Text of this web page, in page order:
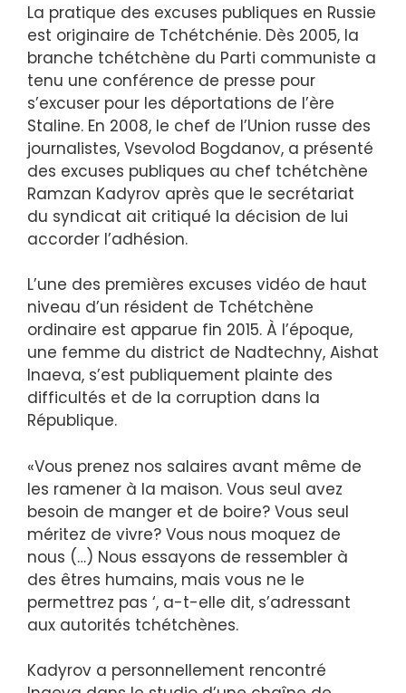
La pratique des excuses publiques en Russie
est originaire de Tchétchénie. Dès 2005, la
branche tchétchène du Parti communiste a
tenu une conférence de presse pour
s’excuser pour les déportations de l’ère
Staline. En 2008, le chef de l’Union russe des
journalistes, Vsevolod Bogdanov, a présenté
des excuses publiques au chef tchétchène
Ramzan Kadyrov après que le secrétariat
du syndicat ait critiqué la décision de lui
accorder l’adhésion.
L’une des premières excuses vidéo de haut
niveau d’un résident de Tchétchène
ordinaire est apparue fin 2015. À l’époque,
une femme du district de Nadtechny, Aishat
Inaeva, s’est publiquement plainte des
difficultés et de la corruption dans la
République.
«Vous prenez nos salaires avant même de
les ramener à la maison. Vous seul avez
besoin de manger et de boire? Vous seul
méritez de vivre? Vous nous moquez de
nous (…) Nous essayons de ressembler à
des êtres humains, mais vous ne le
permettrez pas ‘, a-t-elle dit, s’adressant
aux autorités tchétchènes.
Kadyrov a personnellement rencontré